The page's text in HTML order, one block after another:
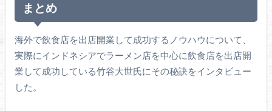
まとめ
海外で飲食店を出店開業して成功するノウハウについて、
実際にインドネシアでラーメン店を中心に飲食店を出店開
業して成功している竹谷大世氏にその秘訣をインタビュー
した。